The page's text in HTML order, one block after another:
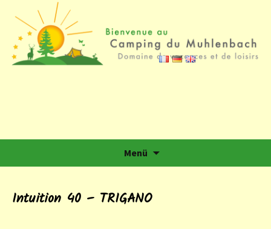
Camping du Muhlenbach
Domaine de vacances et de loisirs
Menü
Intuition 40 – TRIGANO